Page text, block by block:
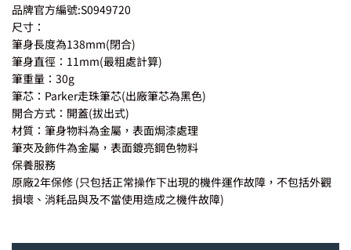
品牌官方編號:S0949720
尺寸：
筆身長度為138mm(閉合)
筆身直徑：11mm(最粗處計算)
筆重量：30g
筆芯：Parker走珠筆芯(出廠筆芯為黑色)
開合方式：開蓋(拔出式)
材質：筆身物料為金屬，表面焗漆處理
筆夾及飾件為金屬，表面鍍亮鋼色物料
保養服務
原廠2年保修 (只包括正常操作下出現的機件運作故障，不包括外觀
損壞、消耗品與及不當使用造成之機件故障)